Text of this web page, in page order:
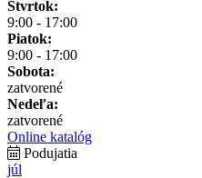
Štvrtok:
9:00 - 17:00
Piatok:
9:00 - 17:00
Sobota:
zatvorené
Nedeľa:
zatvorené
Online katalóg
Podujatia
júl